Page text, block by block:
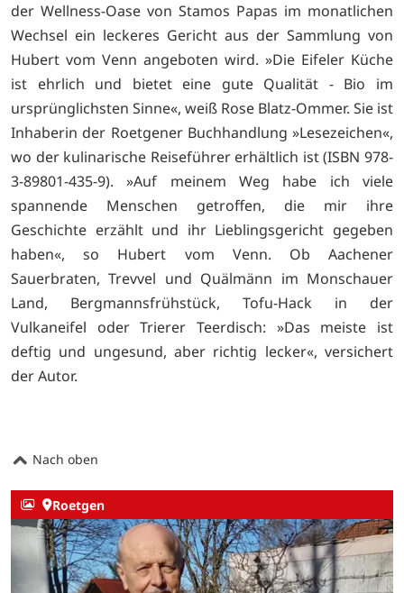
der Wellness-Oase von Stamos Papas im monatlichen
Wechsel ein leckeres Gericht aus der Sammlung von
Hubert vom Venn angeboten wird. »Die Eifeler Küche
ist ehrlich und bietet eine gute Qualität - Bio im
ursprünglichsten Sinne«, weiß Rose Blatz-Ommer. Sie ist
Inhaberin der Roetgener Buchhandlung »Lesezeichen«,
wo der kulinarische Reiseführer erhältlich ist (ISBN 978-
3-89801-435-9). »Auf meinem Weg habe ich viele
spannende Menschen getroffen, die mir ihre
Geschichte erzählt und ihr Lieblingsgericht gegeben
haben«, so Hubert vom Venn. Ob Aachener
Sauerbraten, Trevvel und Quälmänn im Monschauer
Land, Bergmannsfrühstück, Tofu-Hack in der
Vulkaneifel oder Trierer Teerdisch: »Das meiste ist
deftig und ungesund, aber richtig lecker«, versichert
der Autor.
Nach oben
Roetgen